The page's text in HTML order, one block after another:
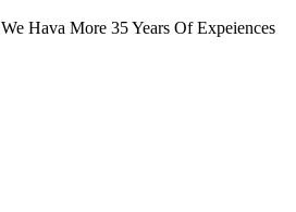
We Hava More 35 Years Of Expeiences